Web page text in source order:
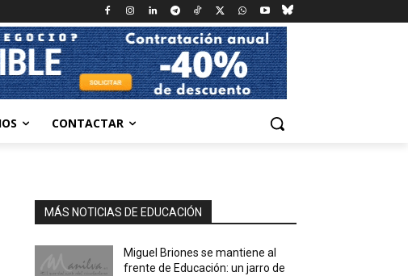
CONTACTAR
MÁS NOTICIAS DE EDUCACIÓN
Miguel Briones se mantiene al
frente de Educación: un jarro de